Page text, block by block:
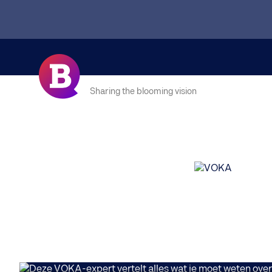
Sharing the blooming vision
het scale-up
unicorns